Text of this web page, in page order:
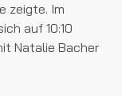
zeigte. Im
auf 10:10
Natalie Bacher